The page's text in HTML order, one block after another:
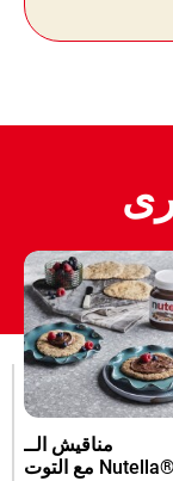
مناقيش الــ
®Nutella مع التوت